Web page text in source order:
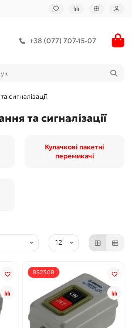
+38 (077) 707-15-07
сигналізації
та сигналізації
Кулачкові пакетні
перемикачі
BS230B